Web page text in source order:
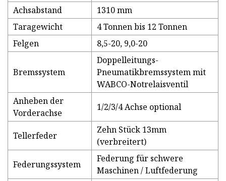
Achsabstand
1310 mm
Taragewicht
4 Tonnen bis 12 Tonnen
Felgen
8,5-20, 9,0-20
Bremssystem
Doppelleitungs-
Pneumatikbremssystem mit
WABCO-Notrelaisventil
Anheben der
Vorderachse
1/2/3/4 Achse optional
Tellerfeder
Zehn Stück 13mm
(verbreitert)
Federungssystem
Federung für schwere
Maschinen / Luftfederung